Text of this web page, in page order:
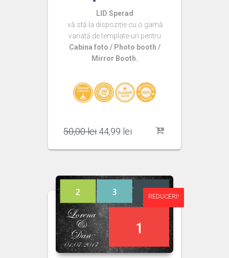
LID Sperad
vă stă la dispoziție cu o gamă
variată de template-uri pentru
Cabina foto / Photo booth /
Mirror Booth.
50,00lei Prețul
a
50,00 lei.
44,99 lei
este:
REDUCERI!
REDUCERI!